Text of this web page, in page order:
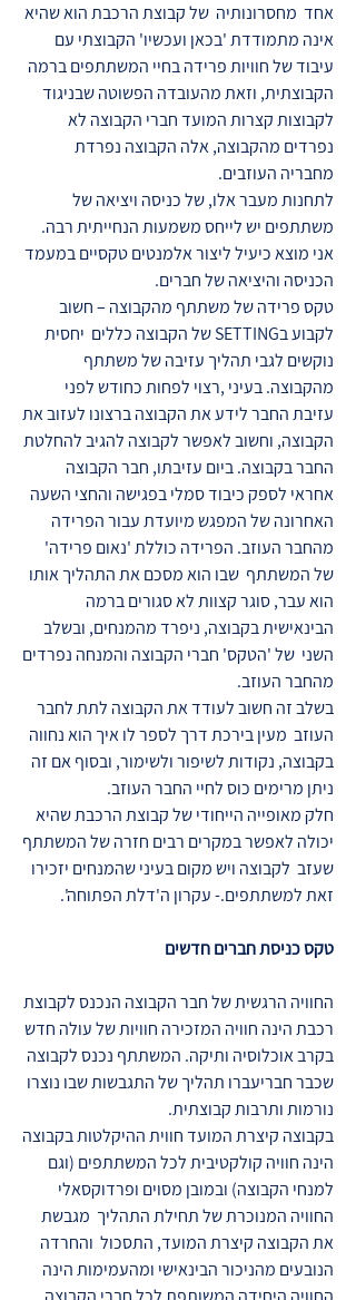
אחד מחסרונותיה של קבוצת הרכבת הוא שהיא
אינה מתמודדת 'בכאן ועכשיו' הקבוצתי עם
עיבוד של חוויות פרידה בחיי המשתתפים ברמה
הקבוצתית, וזאת מהעובדה הפשוטה שבניגוד
לקבוצות קצרות המועד חברי הקבוצה לא
נפרדים מהקבוצה, אלה הקבוצה נפרדת
מחבריה העוזבים.
לתחנות מעבר אלו, של כניסה ויציאה של
משתתפים יש לייחס משמעות הנחייתית רבה.
אני מוצא כיעיל ליצור אלמנטים טקסיים במעמד
הכניסה והיציאה של חברים.
טקס פרידה של משתתף מהקבוצה – חשוב
לקבוע בSETTING של הקבוצה כללים יחסית
נוקשים לגבי תהליך עזיבה של משתתף
מהקבוצה. בעיני ,רצוי לפחות כחודש לפני
עזיבת החבר לידע את הקבוצה ברצונו לעזוב את
הקבוצה, וחשוב לאפשר לקבוצה להגיב להחלטת
החבר בקבוצה. ביום עזיבתו, חבר הקבוצה
אחראי לספק כיבוד סמלי בפגישה והחצי השעה
האחרונה של המפגש מיועדת עבור הפרידה
מהחבר העוזב. הפרידה כוללת 'נאום פרידה'
של המשתתף שבו הוא מסכם את התהליך אותו
הוא עבר, סוגר קצוות לא סגורים ברמה
הבינאישית בקבוצה, ניפרד מהמנחים, ובשלב
השני של 'הטקס' חברי הקבוצה והמנחה נפרדים
מהחבר העוזב.
בשלב זה חשוב לעודד את הקבוצה לתת לחבר
העוזב מעין בירכת דרך לספר לו איך הוא נחווה
בקבוצה, נקודות לשיפור ולשימור, ובסוף אם זה
ניתן מרימים כוס לחיי החבר העוזב.
חלק מאופייה הייחודי של קבוצת הרכבת שהיא
יכולה לאפשר במקרים רבים חזרה של המשתתף
שעזב לקבוצה ויש מקום בעיני שהמנחים יזכירו
זאת למשתתפים.- עקרון ה'דלת הפתוחה'.
טקס כניסת חברים חדשים
החוויה הרגשית של חבר הקבוצה הנכנס לקבוצת
רכבת הינה חוויה המזכירה חוויות של עולה חדש
בקרב אוכלוסיה ותיקה. המשתתף נכנס לקבוצה
שכבר חבריעברו תהליך של התגבשות שבו נוצרו
נורמות ותרבות קבוצתית.
בקבוצה קיצרת המועד חווית ההיקלטות בקבוצה
הינה חוויה קולקטיבית לכל המשתתפים (וגם
למנחי הקבוצה) ובמובן מסוים ופרדוקסאלי
החוויה המנוכרת של תחילת התהליך מגבשת
את הקבוצה קיצרת המועד, התסכול והחרדה
הנובעים מהניכור הבינאישי ומהעמימות הינה